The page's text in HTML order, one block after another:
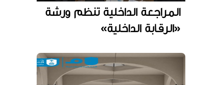
المراجعة الداخلية تنظم ورشة
«الرقابة الداخلية»